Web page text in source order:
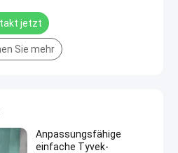
jetzt
Sie mehr
Anpassungsfähige
einfache Tyvek-